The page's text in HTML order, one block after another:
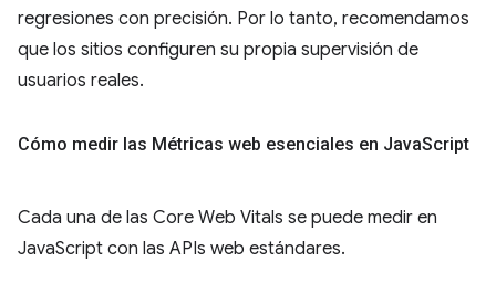
regresiones con precisión. Por lo tanto, recomendamos
que los sitios configuren su propia supervisión de
usuarios reales.
Cómo medir las Métricas web esenciales en JavaScript
Cada una de las Core Web Vitals se puede medir en
JavaScript con las APIs web estándares.